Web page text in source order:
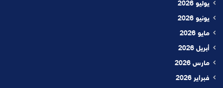
يوليو 2026
يونيو 2026
مايو 2026
أبريل 2026
مارس 2026
فبراير 2026